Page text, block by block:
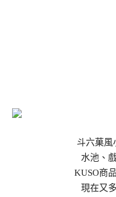
斗六菓風
水池、
KUSO商
現在又